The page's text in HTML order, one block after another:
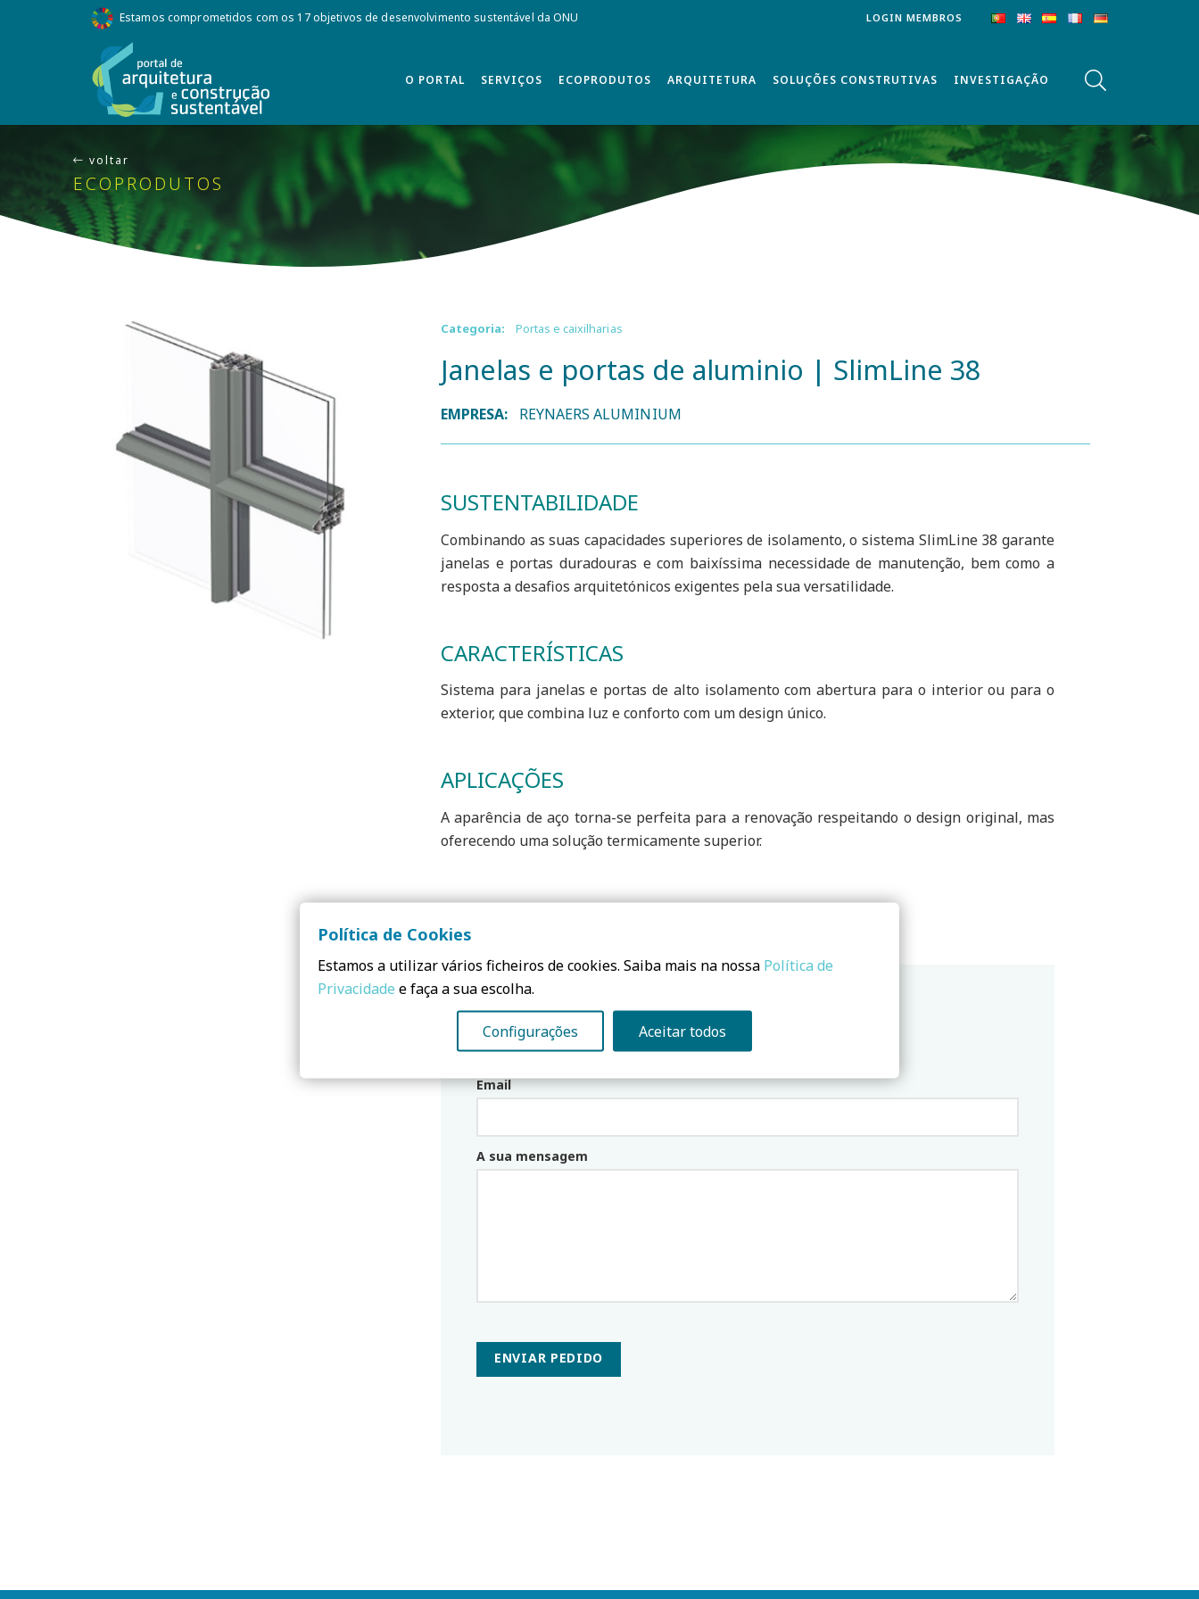
Estamos comprometidos com os 17 objetivos de desenvolvimento sustentável da ONU LOGIN MEMBROS
O PORTAL SERVIÇOS ECOPRODUTOS ARQUITETURA SOLUÇÕES CONSTRUTIVAS INVESTIGAÇÃO
voltar
ECOPRODUTOS
Categoria: Portas e caixilharias
Janelas e portas de aluminio | SlimLine 38
EMPRESA: REYNAERS ALUMINIUM
SUSTENTABILIDADE
Combinando as suas capacidades superiores de isolamento, o sistema SlimLine 38 garante
janelas e portas duradouras e com baixíssima necessidade de manutenção, bem como a
resposta a desafios arquitetónicos exigentes pela sua versatilidade.
CARACTERÍSTICAS
Sistema para janelas e portas de alto isolamento com abertura para o interior ou para o
exterior, que combina luz e conforto com um design único.
APLICAÇÕES
A aparência de aço torna-se perfeita para a renovação respeitando o design original, mas
oferecendo uma solução termicamente superior.
Precisa saber mais? Contacte-nos!
PEDIDO DE CONTACTO
Email
A sua mensagem
ENVIAR PEDIDO
Política de Cookies
Estamos a utilizar vários ficheiros de cookies. Saiba mais na nossa Política de
Privacidade e faça a sua escolha.
Configurações Aceitar todos